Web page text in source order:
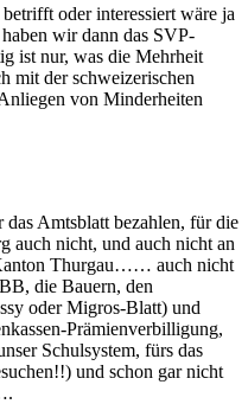
oder interessiert wäre ja
wir dann das SVP-
ist nur, was die Mehrheit
mit der schweizerischen
von Minderheiten
Amtsblatt bezahlen, für die
auch nicht, und auch nicht an
Thurgau…… auch nicht
die Bauern, den
oder Migros-Blatt) und
Prämienverbilligung,
Schulsystem, fürs das
und schon gar nicht